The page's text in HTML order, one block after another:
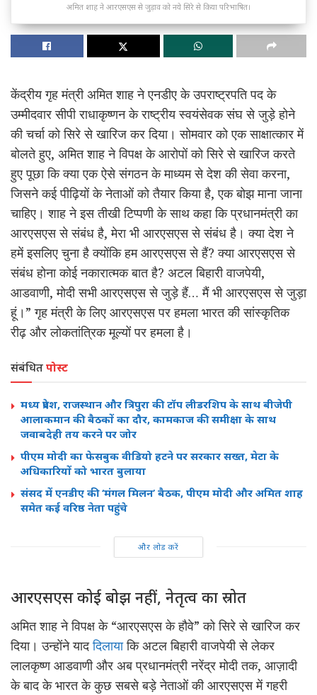
अमित शाह ने आरएसएस से जुड़ाव को नये सिरे से किया परिभाषित।
केंद्रीय गृह मंत्री अमित शाह नेएनडीएके उपराष्ट्रपति पद के
उम्मीदवारसीपी राधाकृष्णनके राष्ट्रीयस्वयंसेवकसंघ से जुड़े होने
की चर्चा कोसिरे से खारिज करदिया। सोमवार को एक साक्षात्कार में
बोलते हुए, अमित शाह ने विपक्ष के आरोपों को सिरे से खारिज करते
हुए पूछा कि क्या एक ऐसे संगठन के माध्यम से देश की सेवा करना,
जिसने कई पीढ़ियों के नेताओं को तैयार किया है, एक बोझ माना जाना
चाहिए। शाह ने इस तीखी टिप्पणी के साथ कहा कि प्रधानमंत्री का
आरएसएस से संबंध है, मेरा भी आरएसएस से संबंध है। क्या देश ने
हमें इसलिए चुना है क्योंकि हम आरएसएस सेहैं?क्याआरएसएस से
संबंध होनाकोईनकारात्मक बात है? अटल बिहारी वाजपेयी,
आडवाणी, मोदी सभी आरएसएस से जुड़े हैं… मैं भी आरएसएस से जुड़ा
हूं।” गृह मंत्रीकेलिए आरएसएस पर हमला भारत की सांस्कृतिक
रीढ़ और लोकतांत्रिक मूल्यों पर हमला है।
संबंधितपोस्ट
मध्य प्रदेश, राजस्थान और त्रिपुरा की टॉप लीडरशिप के साथ बीजेपी
आलाकमान की बैठकों का दौर, कामकाज की समीक्षा के साथ
जवाबदेही तय करने पर जोर
पीएम मोदी का फेसबुक वीडियो हटने पर सरकार सख्त, मेटा के
अधिकारियों को भारत बुलाया
संसद में एनडीए की ‘मंगल मिलन’ बैठक, पीएम मोदी और अमित शाह
समेत कई वरिष्ठ नेता पहुंचे
और लोड करें
आरएसएस कोई बोझ नहीं, नेतृत्व का स्रोत
अमित शाह ने विपक्ष के “आरएसएस केहौवे” को सिरे से खारिज कर
दिया। उन्होंने याददिलायाकि अटल बिहारीवाजपेयीसे लेकर
लालकृष्ण आडवाणीऔर अब प्रधानमंत्री नरेंद्र मोदी तक, आज़ादी
के बाद के भारत के कुछ सबसे बड़े नेताओं की आरएसएस में गहरी